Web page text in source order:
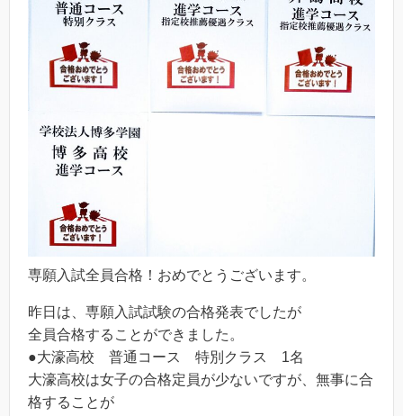
専願入試全員合格！おめでとうございます。
昨日は、専願入試試験の合格発表でしたが
全員合格することができました。
●大濠高校 普通コース 特別クラス 1名
大濠高校は女子の合格定員が少ないですが、無事に合
格することが